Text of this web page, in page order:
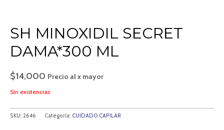
SH MINOXIDIL SECRET
DAMA*300 ML
$14,000 Precio al x mayor
Sin existencias
SKU: 2646 Categoría: CUIDADO CAPILAR